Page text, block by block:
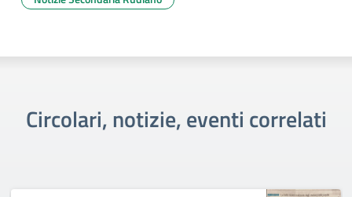
Circolari, notizie, eventi correlati